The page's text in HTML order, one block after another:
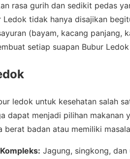
rasa gurih dan sedikit pedas
Ledok tidak hanya disajikan
(bayam, kacang panjang,
setiap suapan Bubur
ledok untuk kesehatan salah
dapat menjadi pilihan makanan
berat badan atau memiliki
Jagung, singkong,